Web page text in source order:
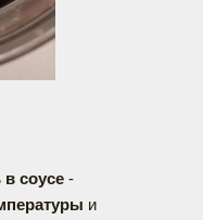
соусе -
и